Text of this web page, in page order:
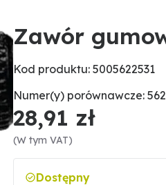
Zawór
Kod produktu: 5005622531
Numer(y) porównawcze:
28,91 zł
(W tym VAT)
Dostępny